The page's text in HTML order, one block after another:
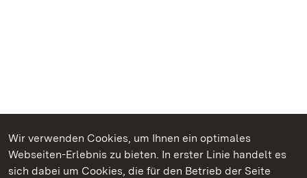
Wir verwenden Cookies, um Ihnen ein optimales
Webseiten-Erlebnis zu bieten. In erster Linie handelt es
sich dabei um Cookies, die für den Betrieb der Seite
Kommen. Staunen. Genießen.